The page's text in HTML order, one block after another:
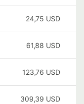
24,75 USD
61,88 USD
123,76 USD
309,39 USD